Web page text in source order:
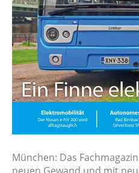
München: Das Fachmagazin